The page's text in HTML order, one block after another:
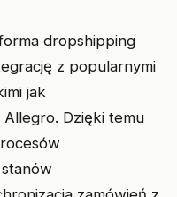
dropshipping
z popularnymi
jak
Dzięki temu